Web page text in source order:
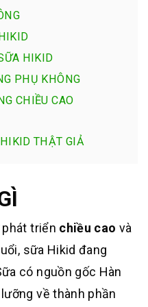
HIKID
PHỤ KHÔNG
CHIỀU CAO
THẬT GIẢ
triển chiều cao và
sữa Hikid đang
có nguồn gốc Hàn
về thành phần